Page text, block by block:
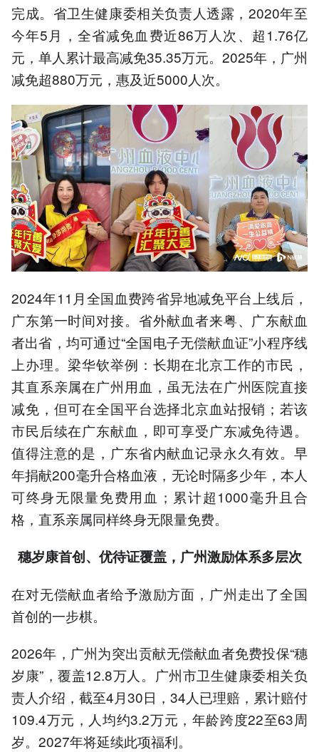
完成。省卫生健康委相关负责人透露，2020年至
今年5月，全省减免血费近86万人次、超1.76亿
元，单人累计最高减免35.35万元。2025年，广州
减免超880万元，惠及近5000人次。
2024年11月全国血费跨省异地减免平台上线后，
广东第一时间对接。省外献血者来粤、广东献血
者出省，均可通过“全国电子无偿献血证”小程序线
上办理。梁华钦举例：长期在北京工作的市民，
其直系亲属在广州用血，虽无法在广州医院直接
减免，但可在全国平台选择北京血站报销；若该
市民后续在广东献血，即可享受广东减免待遇。
值得注意的是，广东省内献血记录永久有效。早
年捐献200毫升合格血液，无论时隔多少年，本人
可终身无限量免费用血；累计超1000毫升且合
格，直系亲属同样终身无限量免费。
穗岁康首创、优待证覆盖，广州激励体系多层次
在对无偿献血者给予激励方面，广州走出了全国
首创的一步棋。
2026年，广州为突出贡献无偿献血者免费投保“穗
岁康”，覆盖12.8万人。广州市卫生健康委相关负
责人介绍，截至4月30日，34人已理赔，累计赔付
109.4万元，人均约3.2万元，年龄跨度22至63周
岁。2027年将延续此项福利。